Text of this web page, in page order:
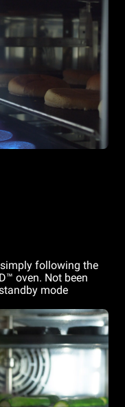
following the
oven. Not been
mode